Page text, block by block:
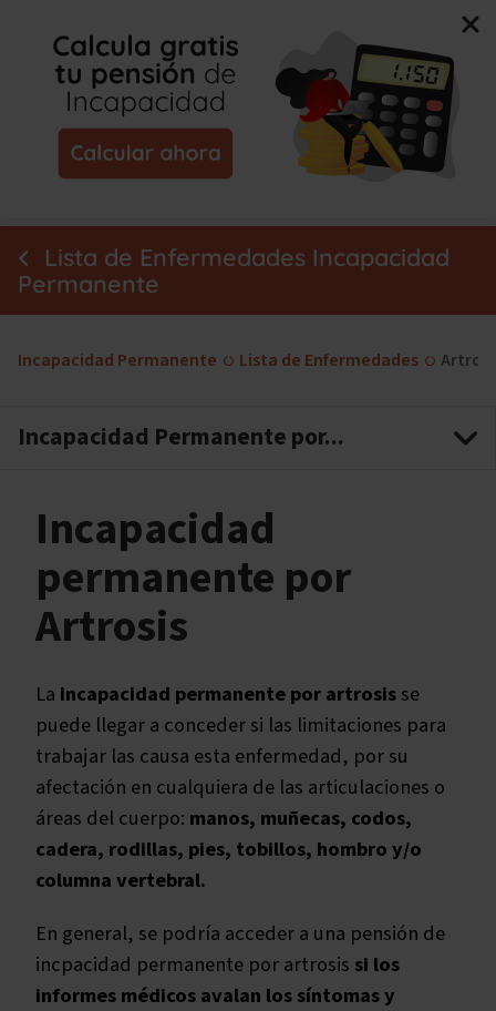
Nuevo libro de Jorge Campmany:
El Método MAPA, la
guía paso a paso para tu incapacidad permanente.
¡Consíguelo ya!
Lista de Enfermedades Incapacidad
Permanente
Incapacidad Permanente Lista de Enfermedades
Incapacidad
permanente por
Artrosis
La incapacidad permanente por artrosisse
puede llegar a conceder si las limitaciones para
trabajar las causa esta enfermedad, por su
afectación en cualquiera de las articulaciones o
áreas del cuerpo: manos, muñecas, codos,
cadera, rodillas, pies, tobillos, hombro y/o
columna vertebral.
En general, se podría acceder a una pensión de
incpacidad permanente por artrosis si los
informes médicos avalan los síntomas y
Incapacidad Permanente por...
Patologías de manos
Glaucoma
Apnea del Sueño (SAOS)